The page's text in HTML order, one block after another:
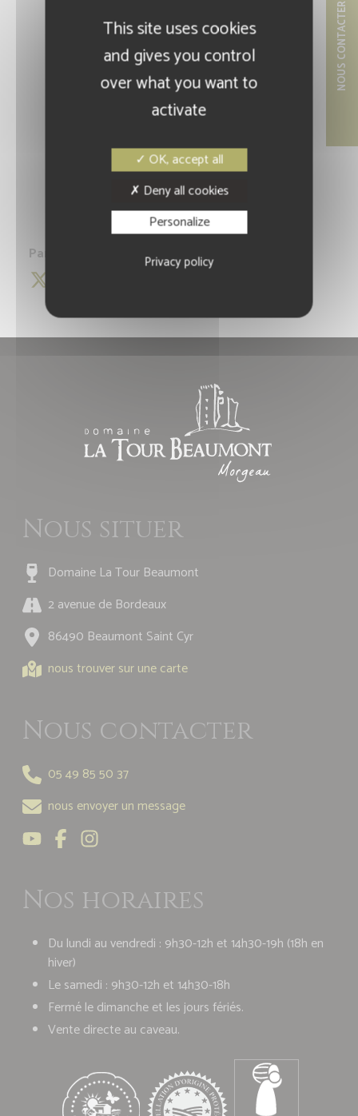
NOUS CONTACTER
Partagez cette information :
Nous situer
Domaine La Tour Beaumont
2 avenue de Bordeaux
86490 Beaumont Saint Cyr
nous trouver sur une carte
Nous contacter
05 49 85 50 37
nous envoyer un message
Nos horaires
Du lundi au vendredi : 9h30-12h et 14h30-19h (18h en
hiver)
Le samedi : 9h30-12h et 14h30-18h
Fermé le dimanche et les jours fériés.
Vente directe au caveau.
This site uses cookies
and gives you control
over what you want to
activate
OK, accept all
Deny all cookies
Personalize
Privacy policy